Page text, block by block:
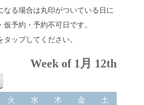
なる場合は丸印がついている日に
仮予約・予約不可日です。
ップしてください。
Week of 1月 12th
火 水 木 金 土